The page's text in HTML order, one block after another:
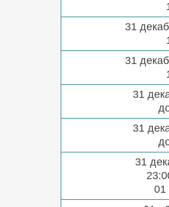
31
31
31
31
31
01